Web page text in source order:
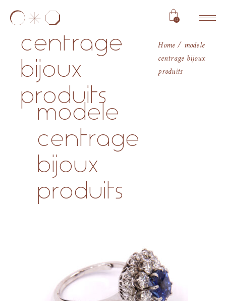
0
modele
centrage
bijoux
produits
Home
modele
centrage bijoux
produits
modele
centrage
bijoux
produits